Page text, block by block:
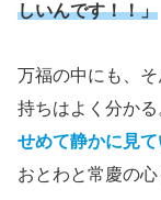
しいんです！！」
万福の中にも、
持ちはよく分かる
せめて静かに見て
おとわと常慶の心